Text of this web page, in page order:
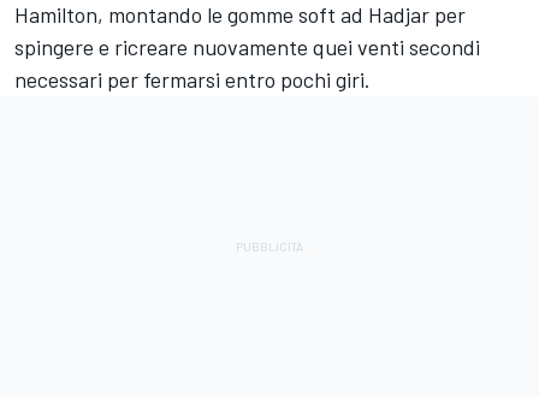
Hamilton, montando le gomme soft ad Hadjar per
spingere e ricreare nuovamente quei venti secondi
necessari per fermarsi entro pochi giri.